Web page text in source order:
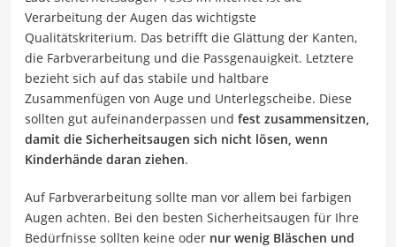
Verarbeitung der Augen das wichtigste
Qualitätskriterium. Das betrifft die Glättung der Kanten,
die Farbverarbeitung und die Passgenauigkeit. Letztere
bezieht sich auf das stabile und haltbare
Zusammenfügen von Auge und Unterlegscheibe. Diese
sollten gut aufeinanderpassen und fest zusammensitzen,
damit die Sicherheitsaugen sich nicht lösen, wenn
Kinderhände daran ziehen.
Auf Farbverarbeitung sollte man vor allem bei farbigen
Augen achten. Bei den besten Sicherheitsaugen für Ihre
Bedürfnisse sollten keine oder nur wenig Bläschen und